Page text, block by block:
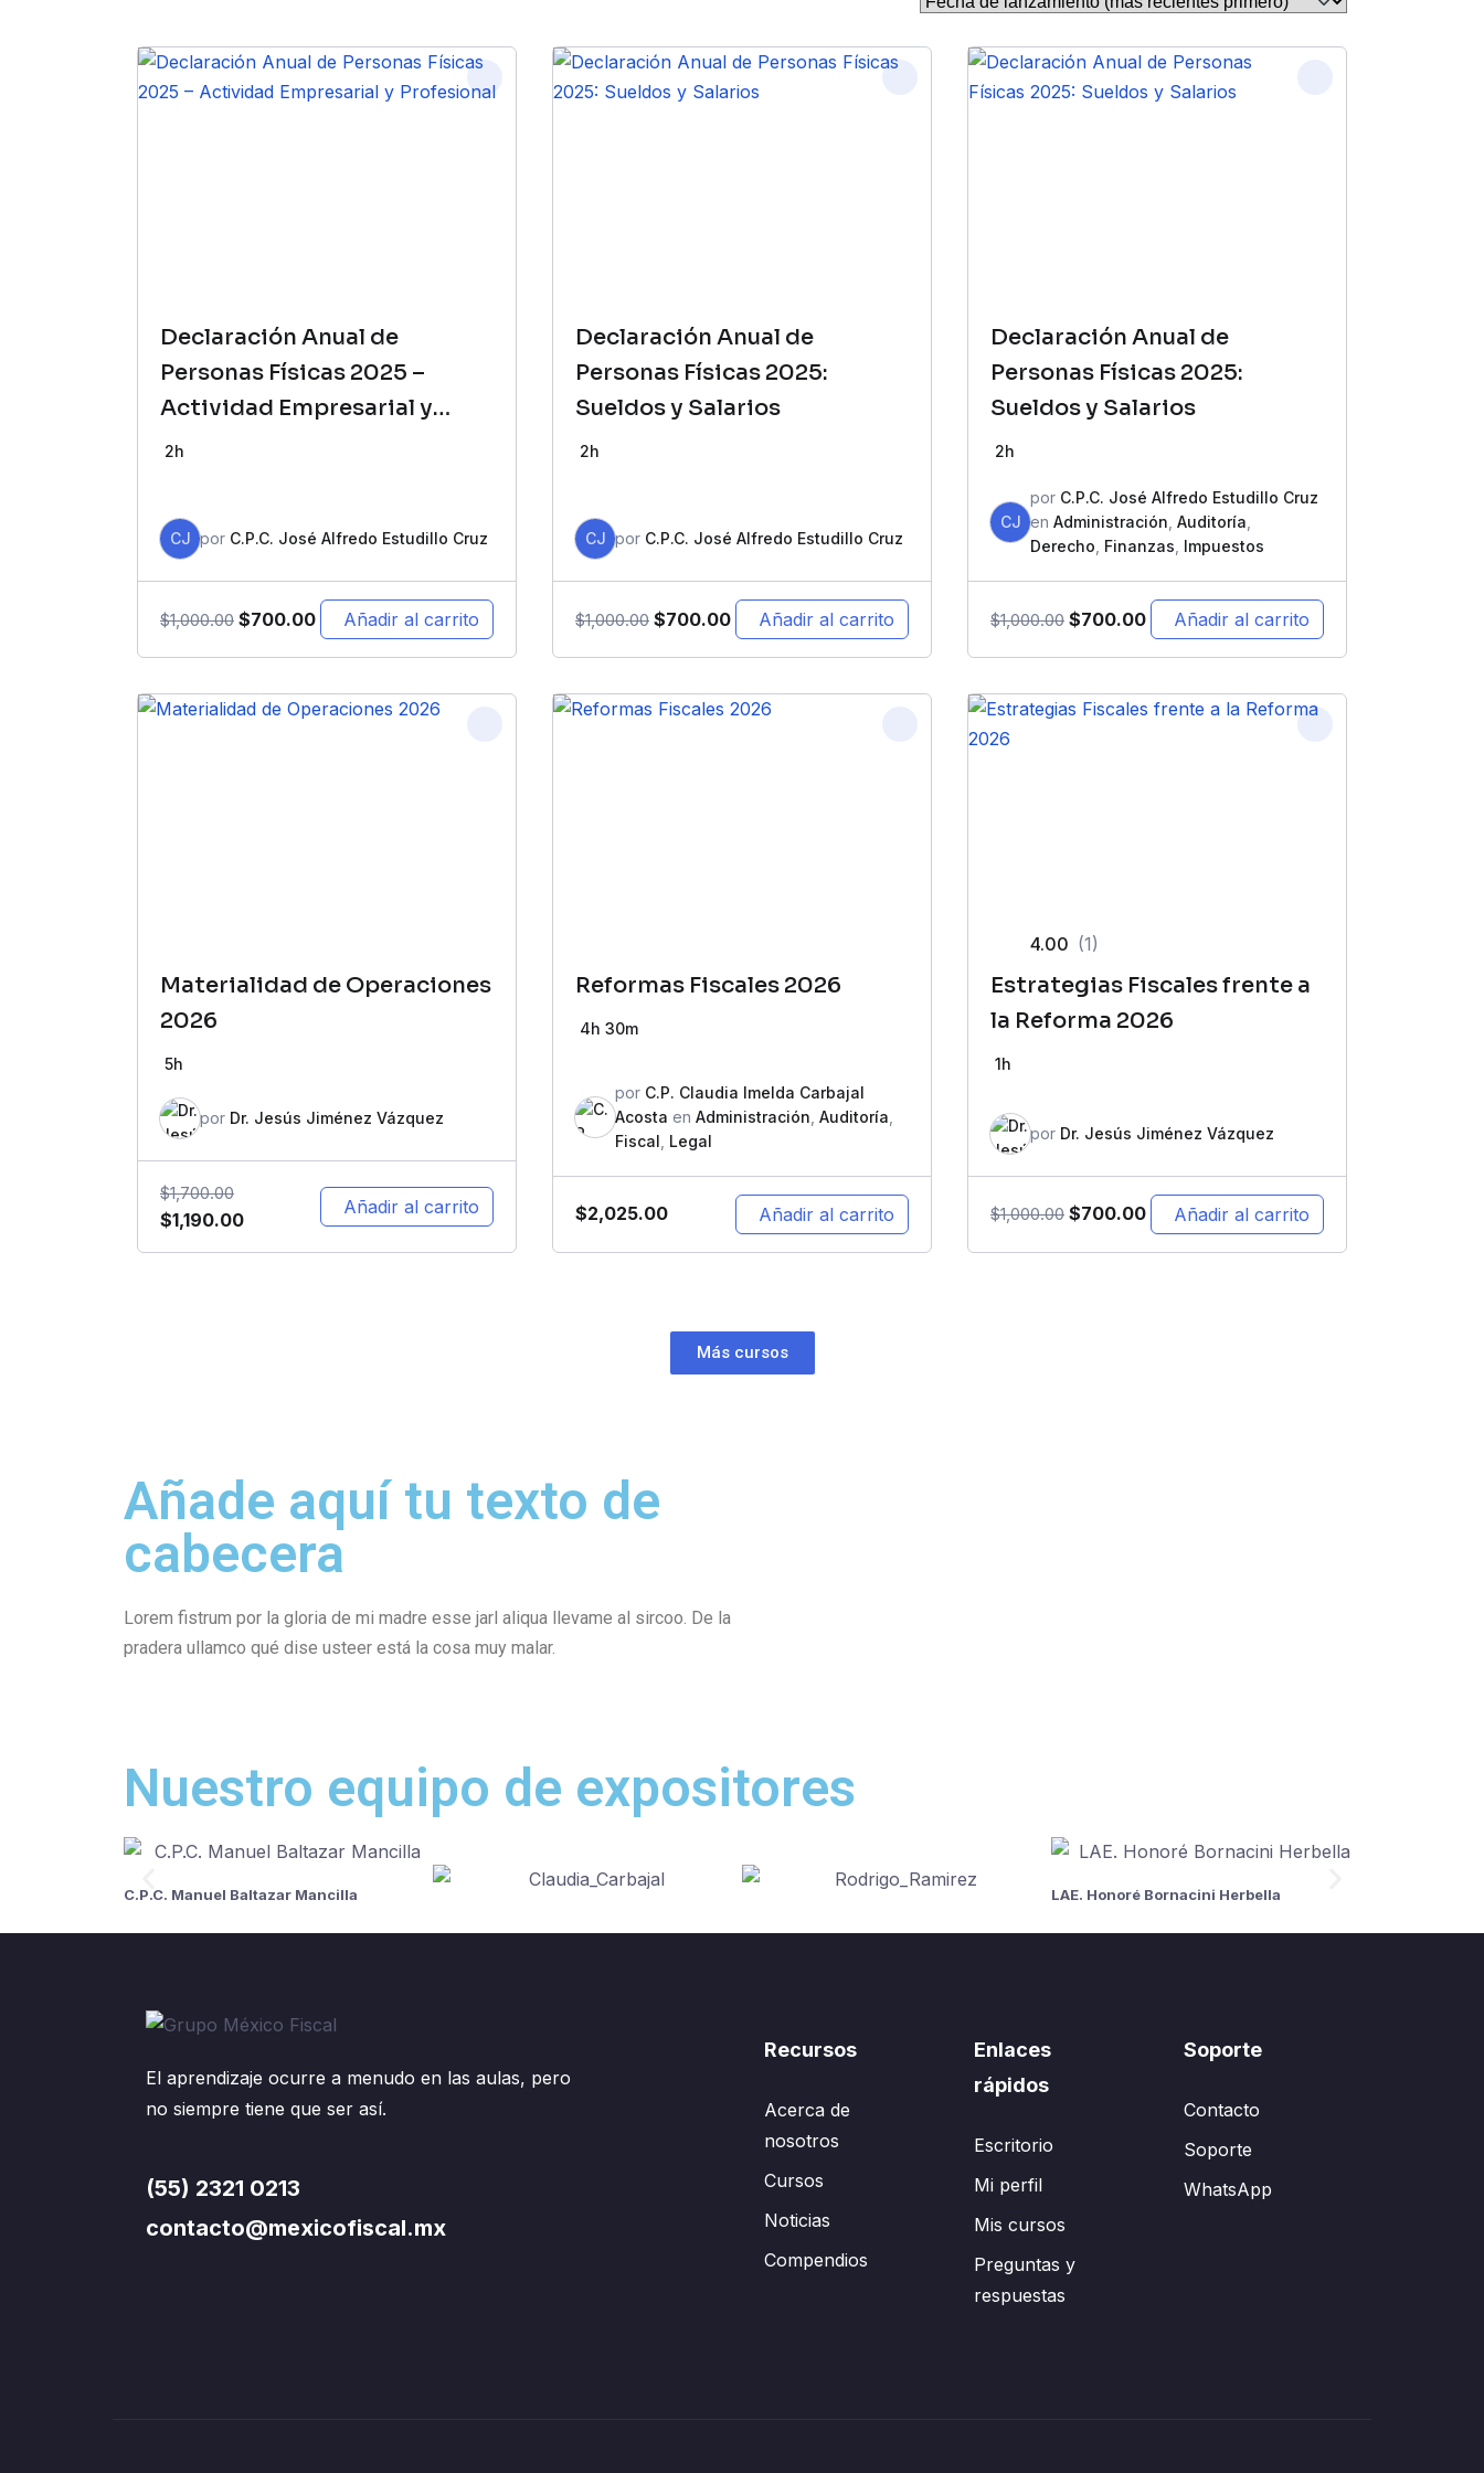
Declaración Anual de
Personas Físicas 2025 –
Actividad Empresarial y
Profesional
2h
CJ por C.P.C. José Alfredo Estudillo Cruz
$1,000.00 $700.00 Añadir al carrito
Declaración Anual de
Personas Físicas 2025:
Sueldos y Salarios
2h
CJ por C.P.C. José Alfredo Estudillo Cruz
$1,000.00 $700.00 Añadir al carrito
Declaración Anual de
Personas Físicas 2025:
Sueldos y Salarios
2h
CJ
por C.P.C. José Alfredo Estudillo Cruz
en Administración Auditoría
Derecho Finanzas Impuestos
$1,000.00 $700.00 Añadir al carrito
Materialidad de Operaciones
2026
5h
por Dr. Jesús Jiménez Vázquez
$1,700.00
$1,190.00
Añadir al carrito
Reformas Fiscales 2026
4h 30m
por C.P. Claudia Imelda Carbajal
Acosta en Administración Auditoría
Fiscal Legal
$2,025.00 Añadir al carrito
4.00 (1)
Estrategias Fiscales frente a
la Reforma 2026
1h
por Dr. Jesús Jiménez Vázquez
$1,000.00 $700.00 Añadir al carrito
Más cursos
Añade aquí tu texto de
cabecera
Lorem fistrum por la gloria de mi madre esse jarl aliqua llevame al sircoo. De la
pradera ullamco qué dise usteer está la cosa muy malar.
Nuestro equipo de expositores
C.P.C. Manuel Baltazar Mancilla LAE. Honoré Bornacini Herbella
El aprendizaje ocurre a menudo en las aulas, pero
no siempre tiene que ser así.
(55) 2321 0213
contacto@mexicofiscal.mx
Recursos
Acerca de
nosotros
Cursos
Noticias
Compendios
Enlaces
rápidos
Escritorio
Mi perfil
Mis cursos
Preguntas y
respuestas
Soporte
Contacto
Soporte
WhatsApp